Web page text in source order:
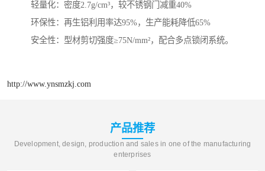
‌轻量化‌：密度2.7g/cm³，较不锈钢门减重40%
‌环保性‌：再生铝利用率达95%，生产能耗降低65%
‌安全性‌：型材剪切强度≥75N/mm²，配合多点锁闭系统。
http://www.ynsmzkj.com
产品推荐
Development, design, production and sales in one of the manufacturing
enterprises